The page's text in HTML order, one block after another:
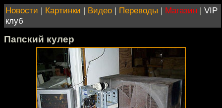
Новости | Картинки | Видео | Переводы | Магазин | VIP
клуб
Папский кулер